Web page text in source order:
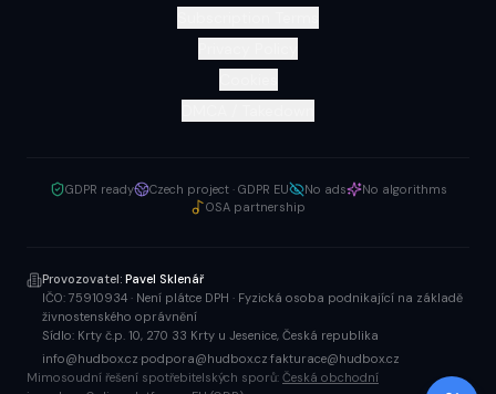
GDPR ready Czech project · GDPR EU No ads
No algorithms
OSA partnership
Provozovatel: Pavel Sklenář
IČO: 75910934 · Není plátce DPH · Fyzická osoba podnikající na základě
živnostenského oprávnění
Sídlo: Krty č.p. 10, 270 33 Krty u Jesenice, Česká republika
info@hudbox.cz podpora@hudbox.cz fakturace@hudbox.cz
Mimosoudní řešení spotřebitelských sporů: Česká obchodní